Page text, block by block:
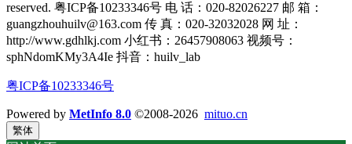
reserved. 粤ICP备10233346号 电 话：020-82026227 邮 箱：
guangzhouhuilv@163.com 传 真：020-32032028 网 址：
http://www.gdhlkj.com 小红书：26457908063 视频号：
sphNdomKMy3A4Ie 抖音：huilv_lab
粤ICP备10233346号
Powered by MetInfo 8.0 ©2008-2026 mituo.cn
繁体